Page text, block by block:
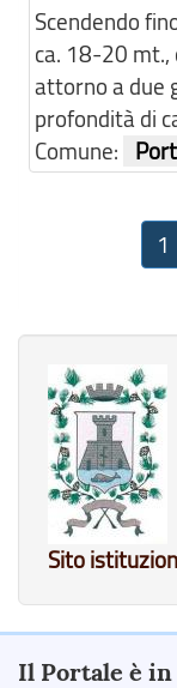
Scendendo
ca. 18-20 mt.,
attorno a due
profondità di
Comune:
1
Sito
Il Portale è